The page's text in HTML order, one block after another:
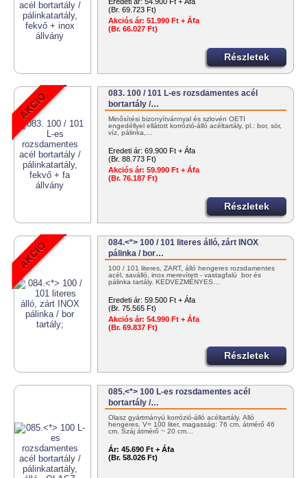
(Br. 69.723 Ft)
Akciós ár: 51.990 Ft + Áfa
(Br. 66.027 Ft)
Részletek
083. 100 / 101 L-es rozsdamentes acél
bortartály /…
Minősítési bizonyítvánnyal és szlovén OÉTI
engedéllyel ellátott korrózió-álló acéltartály, pl.: bor, sör,
víz, pálinka,…
Eredeti ár: 69.900 Ft + Áfa
(Br. 88.773 Ft)
Akciós ár: 59.990 Ft + Áfa
(Br. 76.187 Ft)
Részletek
084.<*> 100 / 101 literes álló, zárt INOX
pálinka / bor…
100 / 101 literes, ZÁRT, álló hengeres rozsdamentes
acél, saválló, inox merevített - vastagfalú bor és
pálinka tartály. KEDVEZMÉNYES…
Eredeti ár: 59.500 Ft + Áfa
(Br. 75.565 Ft)
Akciós ár: 54.990 Ft + Áfa
(Br. 69.837 Ft)
Részletek
085.<*> 100 L-es rozsdamentes acél
bortartály /…
Olasz gyártmányú korrózió-álló acéltartály. Álló
hengeres. V= 100 liter, magasság: 76 cm, átmérő 46
cm. Száj átmérő ~ 20 cm…
Ár: 45.690 Ft + Áfa
(Br. 58.026 Ft)